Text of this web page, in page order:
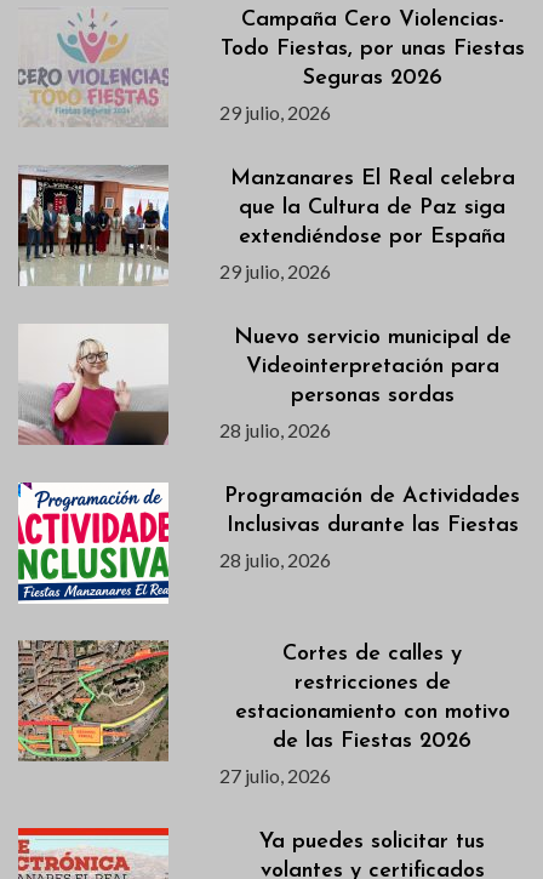
Campaña Cero Violencias-
Todo Fiestas, por unas Fiestas
Seguras 2026
29 julio, 2026
Manzanares El Real celebra
que la Cultura de Paz siga
extendiéndose por España
29 julio, 2026
Nuevo servicio municipal de
Videointerpretación para
personas sordas
28 julio, 2026
Programación de Actividades
Inclusivas durante las Fiestas
28 julio, 2026
Cortes de calles y
restricciones de
estacionamiento con motivo
de las Fiestas 2026
27 julio, 2026
Ya puedes solicitar tus
volantes y certificados